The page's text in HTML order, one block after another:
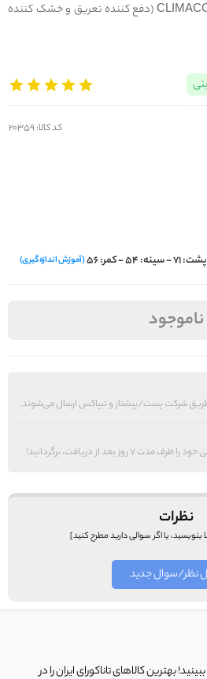
✅️ ساخته شده با تکنولوژی CLIMACOOL (دفع کننده تعریق و خشک کننده
کد کالا: 20359
(آموزش اندازه‌گیری)
ناموجود
شرکت پست/پیشتاز و تیپاکس ارسال می‌شوند.
بعد از دریافت، برگردانید!
نظرات
بنویسید، یا اگر سوالی دارید مطرح کنید]
نظر/سوال جدید
بهترین کالاهای تاناکورای ایران را در